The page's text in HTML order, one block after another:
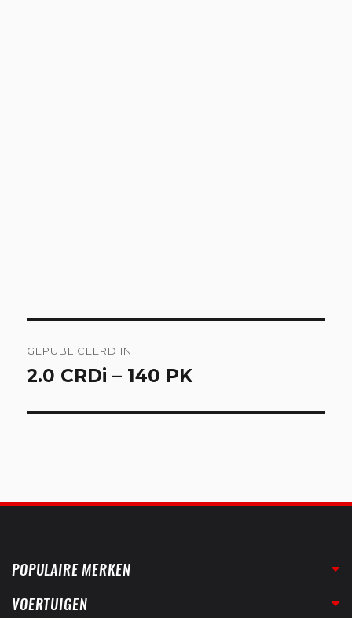
navigatie
GEPUBLICEERD IN
2.0 CRDi – 140 PK
POPULAIRE MERKEN
VOERTUIGEN